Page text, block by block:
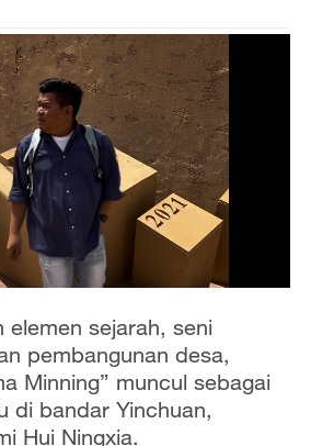
elemen sejarah, seni
pembangunan desa,
Minning” muncul sebagai
di bandar Yinchuan,
Hui Ningxia.